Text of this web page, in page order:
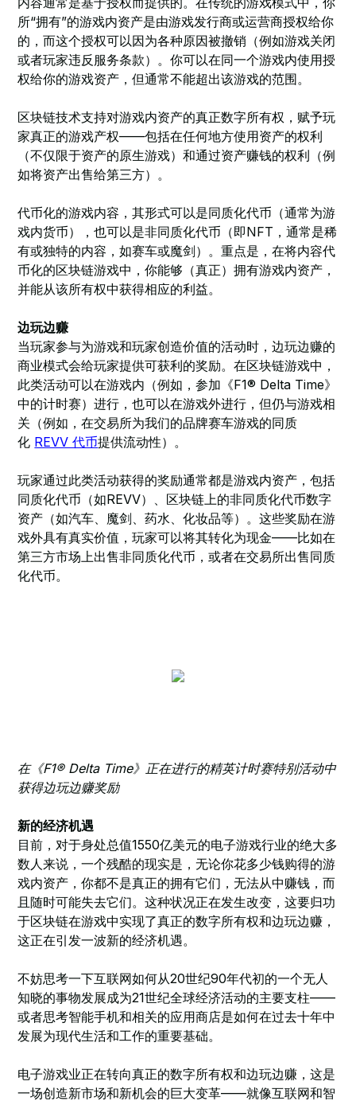
所“拥有”的游戏内资产是由游戏发行商或运营商授权给你
的，而这个授权可以因为各种原因被撤销（例如游戏关闭
或者玩家违反服务条款）。你可以在同一个游戏内使用授
权给你的游戏资产，但通常不能超出该游戏的范围。
区块链技术支持对游戏内资产的真正数字所有权，赋予玩
家真正的游戏产权——包括在任何地方使用资产的权利
（不仅限于资产的原生游戏）和通过资产赚钱的权利（例
如将资产出售给第三方）。
代币化的游戏内容，其形式可以是同质化代币（通常为游
戏内货币），也可以是非同质化代币（即NFT，通常是稀
有或独特的内容，如赛车或魔剑）。重点是，在将内容代
币化的区块链游戏中，你能够（真正）拥有游戏内资产，
并能从该所有权中获得相应的利益。
边玩边赚
当玩家参与为游戏和玩家创造价值的活动时，边玩边赚的
商业模式会给玩家提供可获利的奖励。在区块链游戏中，
此类活动可以在游戏内（例如，参加《F1® Delta Time》
中的计时赛）进行，也可以在游戏外进行，但仍与游戏相
关（例如，在交易所为我们的品牌赛车游戏的同质
化 REVV 代币提供流动性）。
玩家通过此类活动获得的奖励通常都是游戏内资产，包括
同质化代币（如REVV）、区块链上的非同质化代币数字
资产（如汽车、魔剑、药水、化妆品等）。这些奖励在游
戏外具有真实价值，玩家可以将其转化为现金——比如在
第三方市场上出售非同质化代币，或者在交易所出售同质
化代币。
在《F1® Delta Time》正在进行的精英计时赛特别活动中
获得边玩边赚奖励
新的经济机遇
目前，对于身处总值1550亿美元的电子游戏行业的绝大多
数人来说，一个残酷的现实是，无论你花多少钱购得的游
戏内资产，你都不是真正的拥有它们，无法从中赚钱，而
且随时可能失去它们。这种状况正在发生改变，这要归功
于区块链在游戏中实现了真正的数字所有权和边玩边赚，
这正在引发一波新的经济机遇。
不妨思考一下互联网如何从20世纪90年代初的一个无人
知晓的事物发展成为21世纪全球经济活动的主要支柱——
或者思考智能手机和相关的应用商店是如何在过去十年中
发展为现代生活和工作的重要基础。
电子游戏业正在转向真正的数字所有权和边玩边赚，这是
一场创造新市场和新机会的巨大变革——就像互联网和智